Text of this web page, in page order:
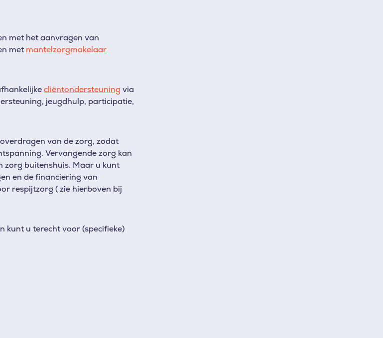
met het aanvragen van
met mantelzorgmakelaar
cliënt­ondersteuning via
jeugdhulp, participatie,
van de zorg, zodat
Vervangende zorg kan
zorg buitenshuis. Maar u kunt
en de financiering van
respijtzorg ( zie hierboven bij
kunt u terecht voor (specifieke)